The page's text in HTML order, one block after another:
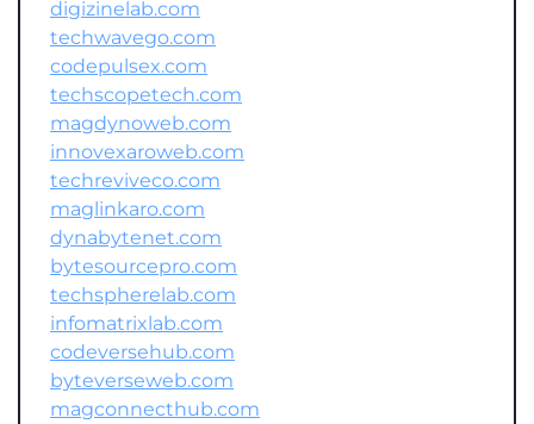
digizinelab.com
techwavego.com
codepulsex.com
techscopetech.com
magdynoweb.com
innovexaroweb.com
techreviveco.com
maglinkaro.com
dynabytenet.com
bytesourcepro.com
techspherelab.com
infomatrixlab.com
codeversehub.com
byteverseweb.com
magconnecthub.com